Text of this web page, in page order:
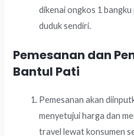
dikenai ongkos 1
duduk sendiri.
Pemesanan dan
Bantul Pati
Pemesanan akan
menyetujui harga dan
travel lewat konsumen